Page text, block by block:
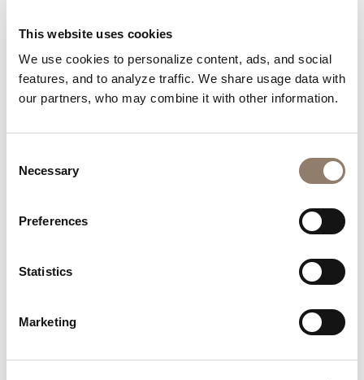
This website uses cookies
We use cookies to personalize content, ads, and social
features, and to analyze traffic. We share usage data with
our partners, who may combine it with other information.
Selection
Necessary
Preferences
Statistics
Marketing
inspirieren.